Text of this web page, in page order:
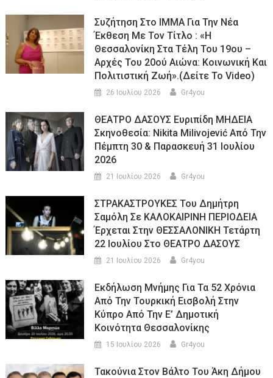
Συζήτηση Στο ΙΜΜΑ Για Την Νέα
Έκθεση Με Τον Τίτλο : «Η
Θεσσαλονίκη Στα Τέλη Του 19ου –
Αρχές Του 20ού Αιώνα: Κοινωνική Και
Πολιτιστική Ζωή».(Δείτε Το Video)
26 Ιουλίου 2026 Gr4you
ΘΕΑΤΡΟ ΔΑΣΟΥΣ Ευριπίδη ΜΗΔΕΙΑ
Σκηνοθεσία: Nikita Milivojević Από Την
Πέμπτη 30 & Παρασκευή 31 Ιουλίου
2026
21 Ιουλίου 2026 Gr4you
ΣΤΡΑΚΑΣΤΡΟΥΚΕΣ Του Δημήτρη
Σαμόλη Σε ΚΑΛΟΚΑΙΡΙΝΗ ΠΕΡΙΟΔΕΙΑ
Έρχεται Στην ΘΕΣΣΑΛΟΝΙΚΗ Τετάρτη
22 Ιουλίου Στο ΘΕΑΤΡΟ ΔΑΣΟΥΣ
21 Ιουλίου 2026 Gr4you
Εκδήλωση Μνήμης Για Τα 52 Χρόνια
Από Την Τουρκική Εισβολή Στην
Κύπρο Από Την Ε’ Δημοτική
Κοινότητα Θεσσαλονίκης
15 Ιουλίου 2026 Gr4you
Τακούνια Στον Βάλτο Του Άκη Δήμου